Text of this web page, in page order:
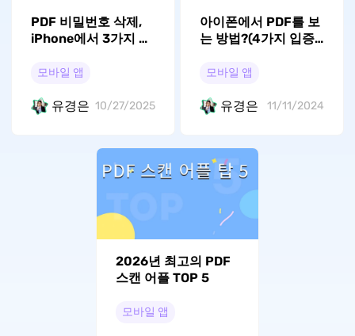
PDF 비밀번호 삭제,
iPhone에서 3가지 쉬
모바일 앱
유경은 10/27/2025
아이폰에서 PDF를 보
는 방법?(4가지 입증
모바일 앱
유경은 11/11/2024
2026년 최고의 PDF
스캔 어플 TOP 5
모바일 앱